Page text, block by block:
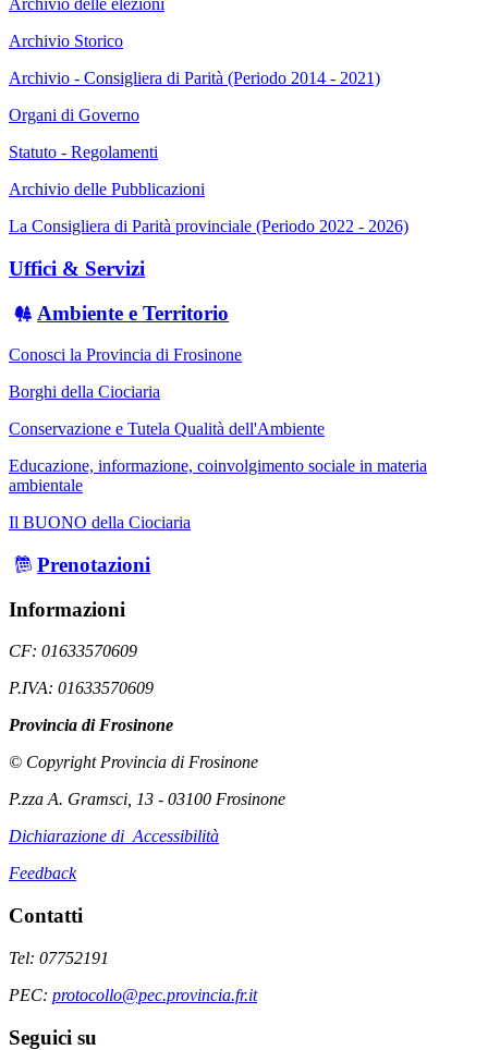
Archivio delle elezioni
Archivio Storico
Archivio - Consigliera di Parità (Periodo 2014 - 2021)
Organi di Governo
Statuto - Regolamenti
Archivio delle Pubblicazioni
La Consigliera di Parità provinciale (Periodo 2022 - 2026)
Uffici & Servizi
Ambiente e Territorio
Conosci la Provincia di Frosinone
Borghi della Ciociaria
Conservazione e Tutela Qualità dell'Ambiente
Educazione, informazione, coinvolgimento sociale in materia
ambientale
Il BUONO della Ciociaria
Prenotazioni
Informazioni
CF: 01633570609
P.IVA: 01633570609
Provincia di Frosinone
© Copyright Provincia di Frosinone
P.zza A. Gramsci, 13 - 03100 Frosinone
Dichiarazione di Accessibilità
Feedback
Contatti
Tel: 07752191
PEC: protocollo@pec.provincia.fr.it
Seguici su